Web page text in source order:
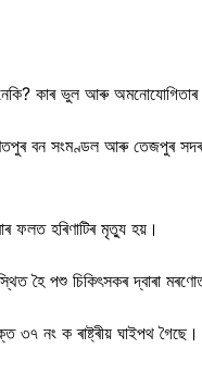
কাৰ ভুল আৰু অমনোযোগিতাৰ
বন সংমণ্ডল আৰু তেজপুৰ সদৰ
ফলত হৰিণাটিৰ মৃত্যু হয়।
হৈ পশু চিকিৎসকৰ দ্বাৰা
৩৭ নং ক ৰাষ্ট্ৰীয় ঘাইপথ